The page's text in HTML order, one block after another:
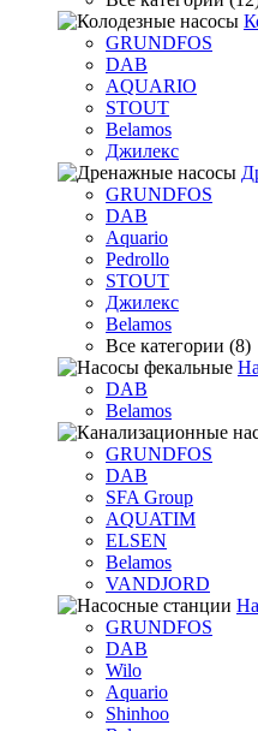
GRUNDFOS
DAB
AQUARIO
STOUT
Belamos
Джилекс
GRUNDFOS
DAB
Aquario
Pedrollo
STOUT
Джилекс
Belamos
Все категории (8)
DAB
Belamos
GRUNDFOS
DAB
SFA Group
AQUATIM
ELSEN
Belamos
VANDJORD
GRUNDFOS
DAB
Wilo
Aquario
Shinhoo